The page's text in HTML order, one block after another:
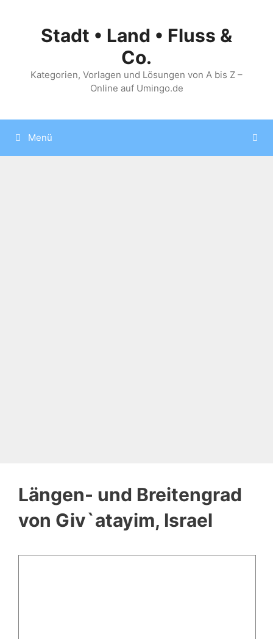
springenStadt • Land • Fluss &
Co.
Kategorien, Vorlagen und Lösungen von A bis Z –
Online auf Umingo.de
Menü
Längen- und Breitengrad
von Giv`atayim, Israel